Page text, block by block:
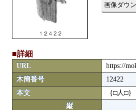
画像ダウ
■詳細
URL
https://
木簡番号
12422
本文
｛□人□｝
縦